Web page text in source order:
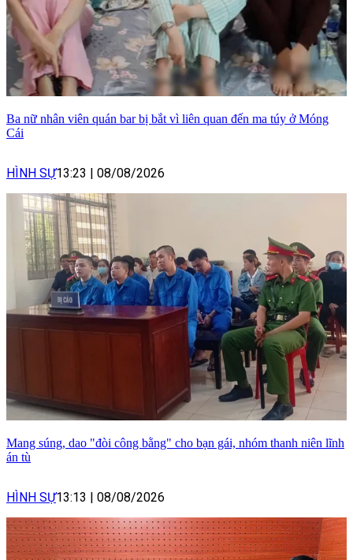
Ba nữ nhân viên quán bar bị bắt vì liên quan đến ma túy ở Móng
Cái
HÌNH SỰ13:23 | 08/08/2026
Mang súng, dao "đòi công bằng" cho bạn gái, nhóm thanh niên lĩnh
án tù
HÌNH SỰ13:13 | 08/08/2026